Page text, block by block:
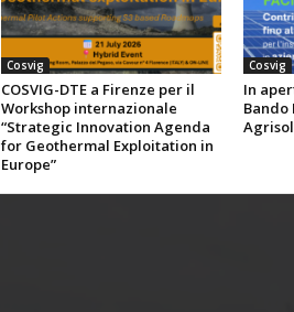
Cosvig
COSVIG-DTE a Firenze per il
Workshop internazionale
“Strategic Innovation Agenda
for Geothermal Exploitation in
Europe”
Cosvig
In
Bando